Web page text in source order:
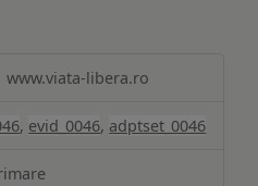
www.viata-libera.ro
, evid_0046, adptset_0046